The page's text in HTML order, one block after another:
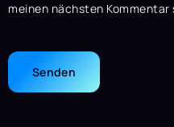
meinen nächsten Kommentar